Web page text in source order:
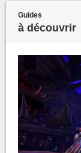
Guides
à découvrir